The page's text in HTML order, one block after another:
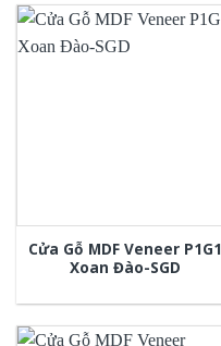
Cửa Gỗ MDF Veneer P1G1
Xoan Đào-SGD